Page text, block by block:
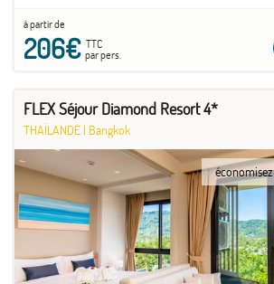
à partir de
206€TTC
par pers.
FLEX Séjour Diamond Resort 4*
THAÏLANDE | Bangkok
économisez